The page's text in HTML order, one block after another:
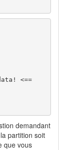
<==
demandant
partition soit
que vous